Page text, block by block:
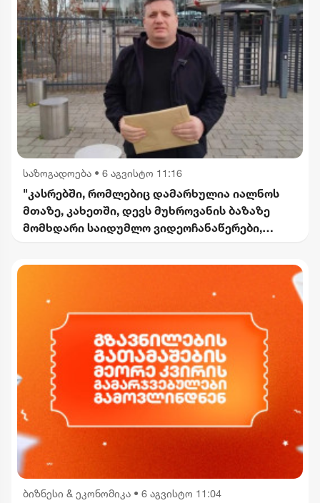
საზოგადოება • 6 აგვისტო 11:16
"კასრებში, რომლებიც დამარხულია იალნოს
მთაზე, კახეთში, დევს მუხროვანის ბაზაზე
მომხდარი საიდუმლო ვიდეოჩანაწერები,
ბიზნესი & ეკონომიკა • 6 აგვისტო 11:04